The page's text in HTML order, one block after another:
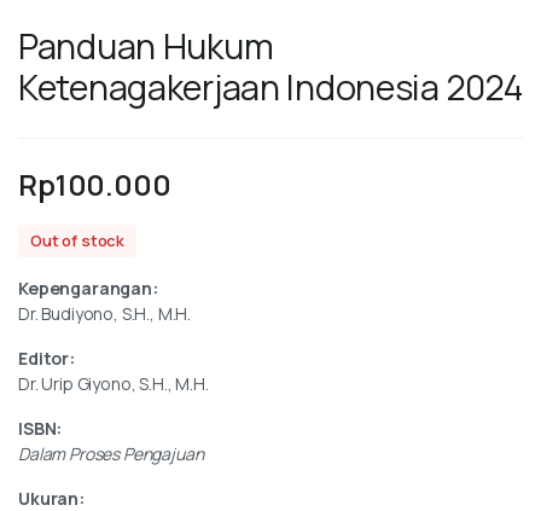
Panduan Hukum
Ketenagakerjaan Indonesia 2024
Rp100.000
Out of stock
Kepengarangan:
Dr. Budiyono, S.H., M.H.
Editor:
Dr. Urip Giyono, S.H., M.H.
ISBN:
Dalam Proses Pengajuan
Ukuran: